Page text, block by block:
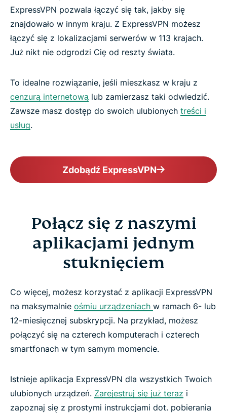
ExpressVPN pozwala łączyć się tak, jakby się
znajdowało w innym kraju. Z ExpressVPN możesz
łączyć się z lokalizacjami serwerów w 113 krajach.
Już nikt nie odgrodzi Cię od reszty świata.
To idealne rozwiązanie, jeśli mieszkasz w kraju z
cenzurą internetową lub zamierzasz taki odwiedzić.
Zawsze masz dostęp do swoich ulubionych treści i
usług.
Zdobądź ExpressVPN
Połącz się z naszymi
aplikacjami jednym
stuknięciem
Co więcej, możesz korzystać z aplikacji ExpressVPN
na maksymalnie ośmiu urządzeniach w ramach 6- lub
12-miesięcznej subskrypcji. Na przykład, możesz
połączyć się na czterech komputerach i czterech
smartfonach w tym samym momencie.
Istnieje aplikacja ExpressVPN dla wszystkich Twoich
ulubionych urządzeń. Zarejestruj się już teraz i
zapoznaj się z prostymi instrukcjami dot. pobierania